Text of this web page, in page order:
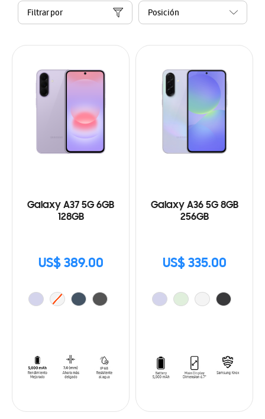
Filtrar por
Galaxy A37 5G 6GB
128GB
US$ 389.00
Galaxy A36 5G 8GB
256GB
US$ 335.00